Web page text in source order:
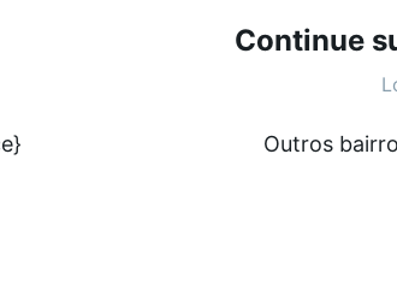
MG ideal para você na Loft.
adequar ao seu orçamento. Se ainda
Continue
Outros